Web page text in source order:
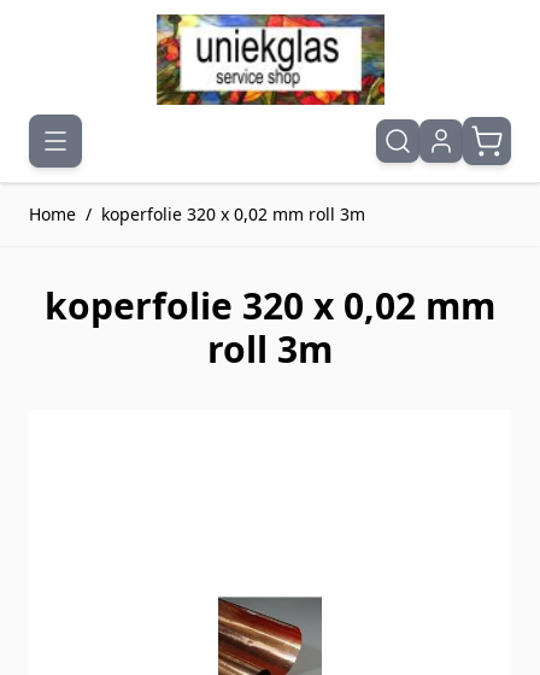
Ga naar de inhoud
Home / koperfolie 320 x 0,02 mm roll 3m
koperfolie 320 x 0,02 mm
roll 3m